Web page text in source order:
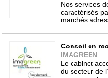
Nos services
caractérisés
marchés
Conseil en
IMAGREEN
Le cabinet
du secteur de